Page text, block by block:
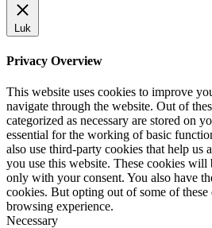
Luk
Privacy Overview
This website uses cookies to improve
navigate through the website. Out of
categorized as necessary are stored on
essential for the working of basic
also use third-party cookies that help us
you use this website. These cookies
only with your consent. You also have
cookies. But opting out of some of
browsing experience.
Necessary